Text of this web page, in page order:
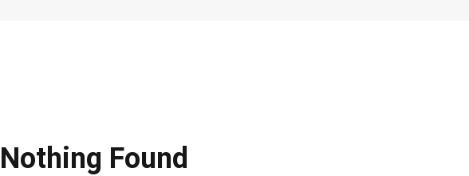
Nothing Found